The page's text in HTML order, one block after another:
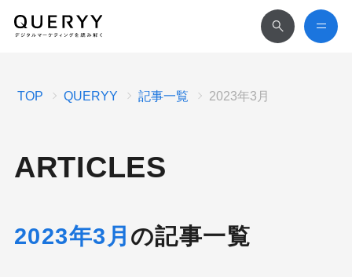
TOP QUERYY 記事一覧 2023年3月
ARTICLES
2023年3月 の記事一覧